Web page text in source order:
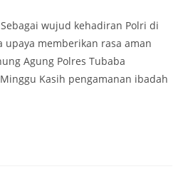
wujud kehadiran Polri di
upaya memberikan rasa aman
Agung Polres Tubaba
Kasih pengamanan ibadah